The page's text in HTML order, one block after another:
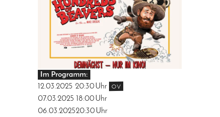
Im Programm:
12.03.2025 20:30Uhr OV
07.03.2025 18:00Uhr
06.03.202520:30Uhr